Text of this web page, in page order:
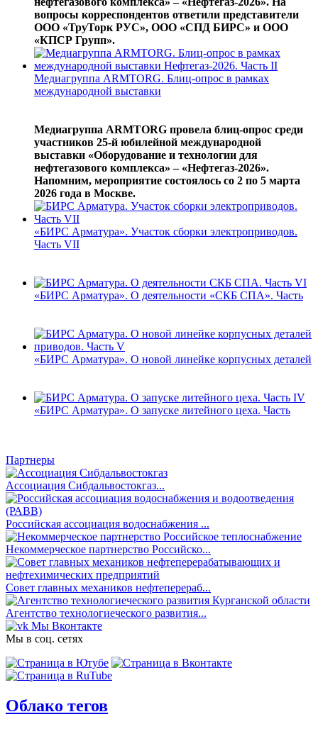
вопросы корреспондентов ответили представители
ООО «ТруТорк РУС», ООО «СПД БИРС» и ООО
«КПСР Групп».
Медиагруппа ARMTORG. Блиц-опрос в рамках
международной выставки
Медиагруппа ARMTORG провела блиц-опрос среди
участников 25-й юбилейной международной
выставки «Оборудование и технологии для
нефтегазового комплекса» – «Нефтегаз-2026».
Напомним, мероприятие состоялось со 2 по 5 марта
2026 года в Москве.
«БИРС Арматура». Участок сборки электроприводов.
Часть VII
«БИРС Арматура». О деятельности «СКБ СПА». Часть
«БИРС Арматура». О новой линейке корпусных деталей
«БИРС Арматура». О запуске литейного цеха. Часть
Партнеры
Ассоциация Сибдальвостокгаз...
Российская ассоциация водоснабжения ...
Некоммерческое партнерство Российско...
Совет главных механиков нефтеперераб...
Агентство технологиеческого развития...
Мы Вконтакте
Мы в соц. сетях
Облако тегов